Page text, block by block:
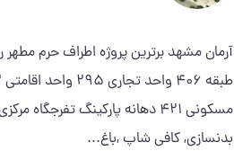
مسکونی 421 دهانه پارکینگ تفرجگاه
بدنسازی, کافی شاپ ,باغ...